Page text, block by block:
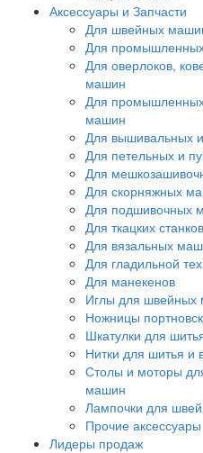
Аксессуары и Запчасти
Для швейных
Для
Для оверлоков,
машин
Для
машин
Для вышивальных
Для петельных и
Для
Для скорняжных
Для подшивочных
Для ткацких станков
Для вязальных
Для гладильной
Для манекенов
Иглы для швейных
Ножницы
Шкатулки для
Нитки для шитья и
Столы и моторы
машин
Лампочки для
Прочие аксессуары
Лидеры продаж